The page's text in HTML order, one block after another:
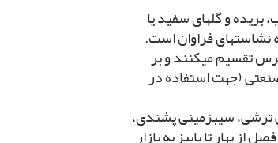
بریده و گل‏هاى سفید یا
نشاسته‏اى فراوان است.
تقسیم مى‏کنند و بر
(جهت استفاده در
ترشى، سیب‏زمینى پشندى،
بهار تا پاییز به بازار